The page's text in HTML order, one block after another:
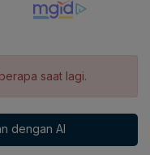
saat lagi.
dengan AI